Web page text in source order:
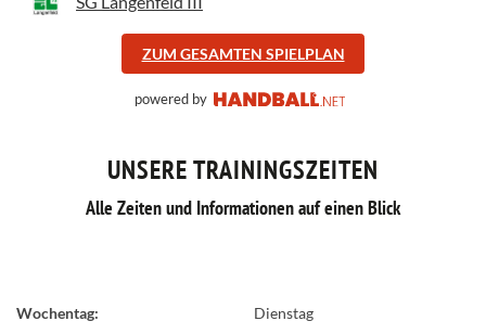
ZUM GESAMTEN SPIELPLAN
powered by
UNSERE TRAININGSZEITEN
Alle Zeiten und Informationen auf einen Blick
Wochentag: Dienstag